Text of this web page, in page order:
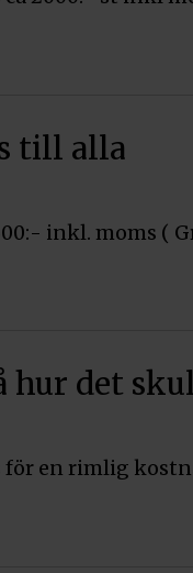
till alla
inkl. moms (
hur det
en rimlig